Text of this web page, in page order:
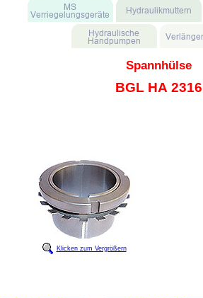
Spannhülse
BGL HA 2316
Klicken zum Vergrößern